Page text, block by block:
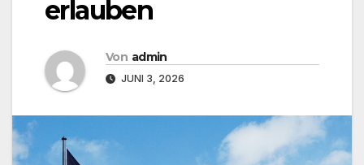
erlauben
Von admin
JUNI 3, 2026